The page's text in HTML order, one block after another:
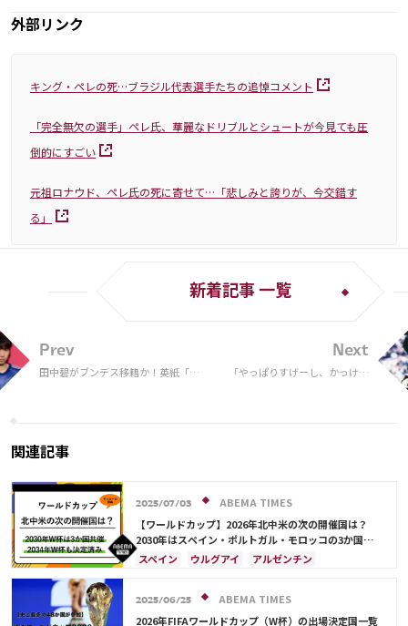
外部リンク
キング・ペレの死…ブラジル代表選手たちの追悼コメント
「完全無欠の選手」ペレ氏、華麗なドリブルとシュートが今見ても圧
倒的にすごい
元祖ロナウド、ペレ氏の死に寄せて…「悲しみと誇りが、今交錯す
る」
Prev
田中碧がブンデス移籍か！英紙「日
新着記事 一覧
Next
「やっぱりすげーし、かっけー
関連記事
2025/07/03
ABEMA TIMES
【ワールドカップ】2026年北中米の次の開催国は？
2030年はスペイン・ポルトガル・モロッコの3か国共
催！ ウルグアイ・アルゼンチン・パラグアイでも限定
スペイン ウルグアイ
アルゼンチン
サウジアラビア
メキシコ アメリカ
イングランド
日本 カナダ 韓国 セルビア
2025/06/25
ABEMA TIMES
2026年FIFAワールドカップ（W杯）の出場決定国一覧